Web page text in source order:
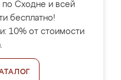
Сходне и всей
бесплатно!
10% от стоимости